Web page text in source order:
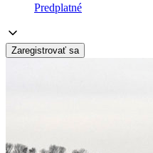
Predplatné
Zaregistrovať sa